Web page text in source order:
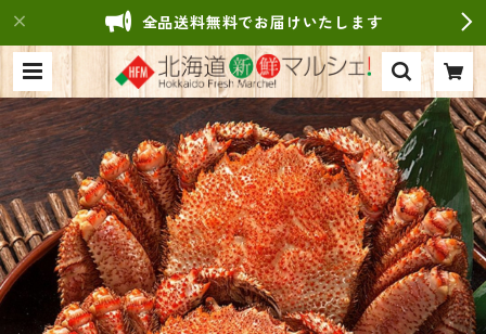
全品送料無料でお届けいたします